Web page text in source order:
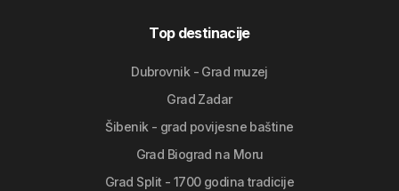
Top destinacije
Dubrovnik - Grad muzej
Grad Zadar
Šibenik - grad povijesne baštine
Grad Biograd na Moru
Grad Split - 1700 godina tradicije